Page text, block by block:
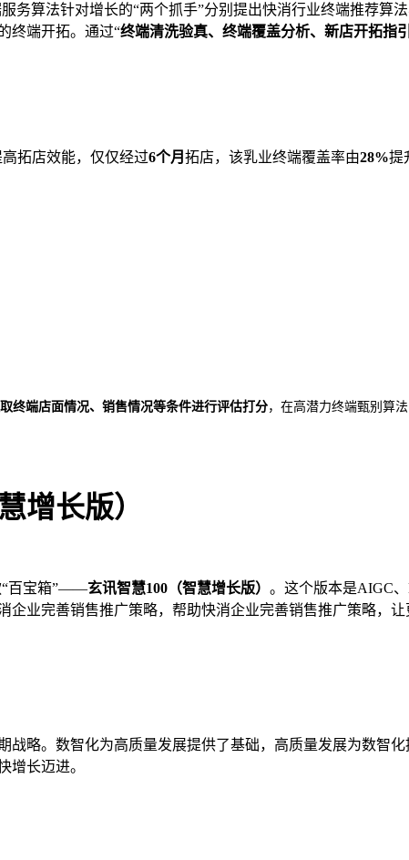
务算法针对增长的“两个抓手”分别提出快消行业终端推荐算
终端开拓。通过“终端清洗验真、终端覆盖分析、新店开拓指引
拓店效能，仅仅经过6个月 拓店，该乳业终端覆盖率由28%提
终端店面情况、销售情况等条件进行评估打分，在高潜力终端甄别算
增长版）
“百宝箱”——玄讯智慧100（智慧增长版） 。这个版本是AIGC
业完善销售推广策略，帮助快消企业完善销售推广策略，
略。数智化为高质量发展提供了基础，高质量发展为数智
增长迈进。